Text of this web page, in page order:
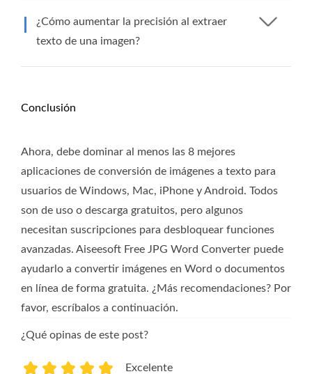
¿Cómo aumentar la precisión al extraer
texto de una imagen?
Conclusión
Ahora, debe dominar al menos las 8 mejores
aplicaciones de conversión de imágenes a texto para
usuarios de Windows, Mac, iPhone y Android. Todos
son de uso o descarga gratuitos, pero algunos
necesitan suscripciones para desbloquear funciones
avanzadas. Aiseesoft Free JPG Word Converter puede
ayudarlo a convertir imágenes en Word o documentos
en línea de forma gratuita. ¿Más recomendaciones? Por
favor, escríbalos a continuación.
¿Qué opinas de este post?
Excelente